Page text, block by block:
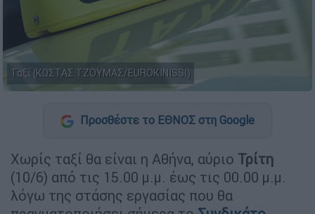
Ταξί (ΚΩΣΤΑΣ ΤΖΟΥΜΑΣ/EUROKINISSI)
Προσθέστε το ΕΘΝΟΣ στη Google
Χωρίς ταξί θα είναι η Αθήνα, αύριο Τρίτη
(10/6) από τις 15.00 μ.μ. έως τις 00.00 μ.μ.
λόγω της στάσης εργασίας που θα